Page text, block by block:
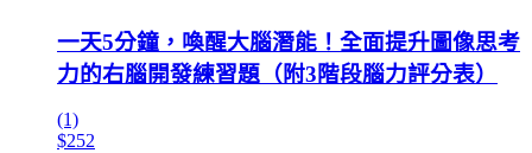
一天5分鐘，喚醒大腦潛能！全面提升圖像思考
力的右腦開發練習題（附3階段腦力評分表）
(1)
$252